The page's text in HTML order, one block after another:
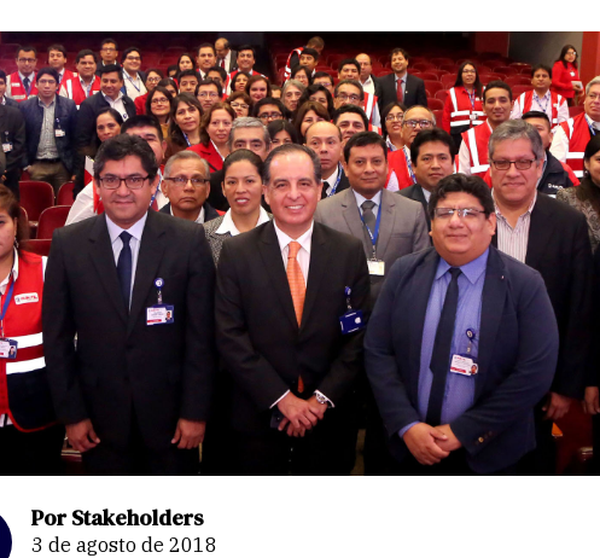
Por Stakeholders
3 de agosto de 2018